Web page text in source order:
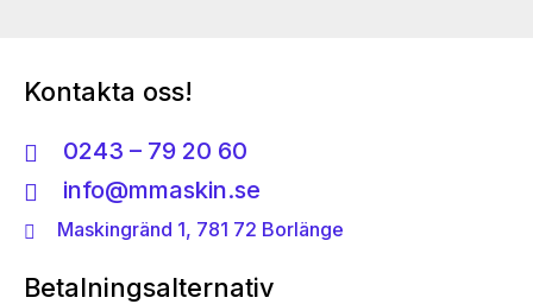
Kontakta oss!
0243 – 79 20 60
info@mmaskin.se
Maskingränd 1, 781 72 Borlänge
Betalningsalternativ